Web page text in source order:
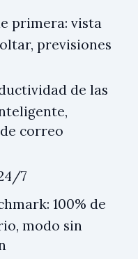
primera: vista
previsiones
de las
correo
7
100% de
modo sin